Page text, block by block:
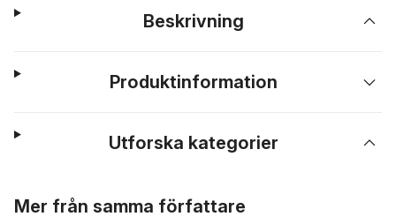
Beskrivning
Produktinformation
Utforska kategorier
Mer från samma författare